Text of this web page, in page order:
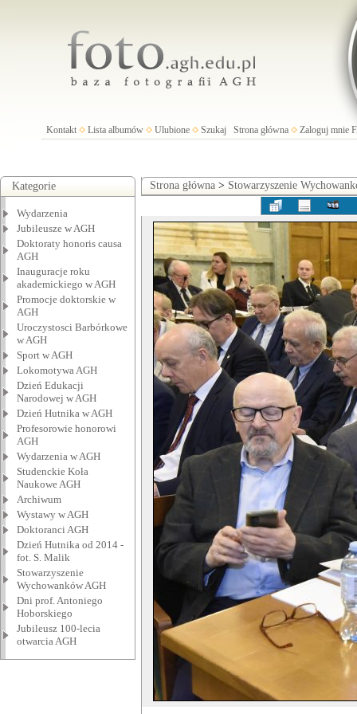
Kontakt Lista albumów Ulubione Szukaj Strona główna Zaloguj mnie
Kategorie
Wydarzenia
Jubileusze w AGH
Doktoraty honoris causa
AGH
Inauguracje roku
akademickiego w AGH
Promocje doktorskie w
AGH
Uroczystosci Barbórkowe
w AGH
Sport w AGH
Lokomotywa AGH
Dzień Edukacji
Narodowej w AGH
Dzień Hutnika w AGH
Profesorowie honorowi
AGH
Wydarzenia w AGH
Studenckie Koła
Naukowe AGH
Archiwum
Wystawy w AGH
Doktoranci AGH
Dzień Hutnika od 2014 -
fot. S. Malik
Stowarzyszenie
Wychowanków AGH
Dni prof. Antoniego
Hoborskiego
Jubileusz 100-lecia
otwarcia AGH
Strona główna > Stowarzyszenie